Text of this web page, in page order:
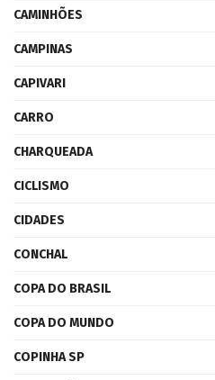
CAMINHÕES
CAMPINAS
CAPIVARI
CARRO
CHARQUEADA
CICLISMO
CIDADES
CONCHAL
COPA DO BRASIL
COPA DO MUNDO
COPINHA SP